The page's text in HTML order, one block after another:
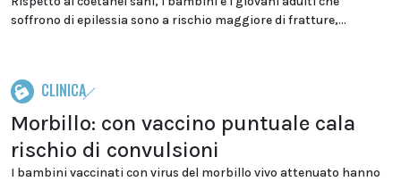
soffrono di epilessia sono a rischio maggiore di fratture,...
CLINICA
Morbillo: con vaccino puntuale cala
rischio di convulsioni
I bambini vaccinati con virus del morbillo vivo attenuato hanno